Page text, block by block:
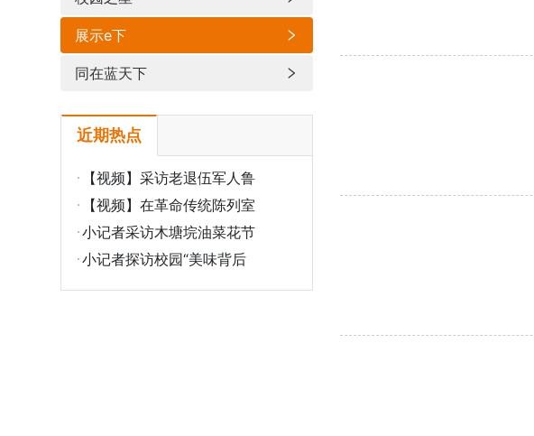
展示e下
同在蓝天下
近期热点
【视频】采访老退伍军人鲁
【视频】在革命传统陈列室
小记者采访木塘垸油菜花节
小记者探访校园“美味背后